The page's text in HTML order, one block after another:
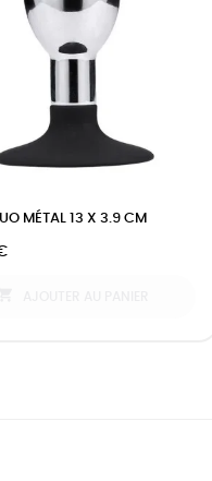
MÉTAL 13 X 3.9 CM